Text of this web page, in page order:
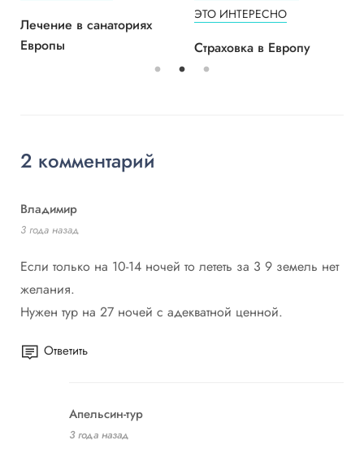
Лечение в санаториях
Европы
ЭТО ИНТЕРЕСНО
Страховка в Европу
2 комментарий
Владимир
3 года назад
Если только на 10-14 ночей то лететь за 3 9 земель нет
желания.
Нужен тур на 27 ночей с адекватной ценной.
Ответить
Апельсин-тур
3 года назад